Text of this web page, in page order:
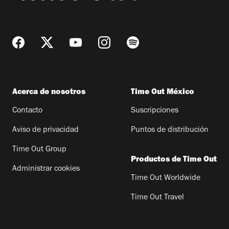
Acerca de nosotros
Contacto
Aviso de privacidad
Time Out Group
Administrar cookies
Time Out México
Suscripciones
Puntos de distribución
Productos de Time Out
Time Out Worldwide
Time Out Travel